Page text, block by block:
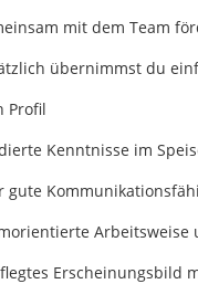
mit dem Team
übernimmst du
Profil
Kenntnisse im
gute
Arbeitsweise
Erscheinungsbild